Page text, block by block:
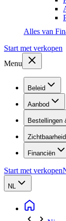
Alles van
Start met verkopen
Menu
Beleid
Aanbod
Bestellingen
Zichtbaarheid
Financiën
Start met verkopen
NL